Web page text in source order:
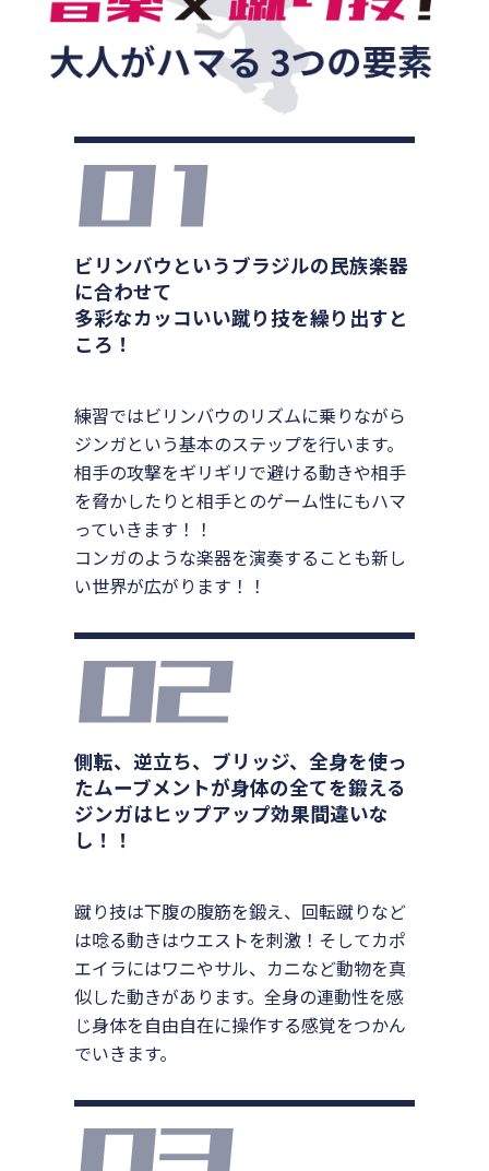
ビリンバウというブラジルの民族楽器
に合わせて
多彩なカッコいい蹴り技を繰り出すと
ころ！
練習ではビリンバウのリズムに乗りながら
ジンガという基本のステップを行います。
相手の攻撃をギリギリで避ける動きや相手
を脅かしたりと相手とのゲーム性にもハマ
っていきます！！
コンガのような楽器を演奏することも新し
い世界が広がります！！
側転、逆立ち、ブリッジ、全身を使っ
たムーブメントが身体の全てを鍛える
ジンガはヒップアップ効果間違いな
し！！
蹴り技は下腹の腹筋を鍛え、回転蹴りなど
は唸る動きはウエストを刺激！そしてカポ
エイラにはワニやサル、カニなど動物を真
似した動きがあります。全身の連動性を感
じ身体を自由自在に操作する感覚をつかん
でいきます。